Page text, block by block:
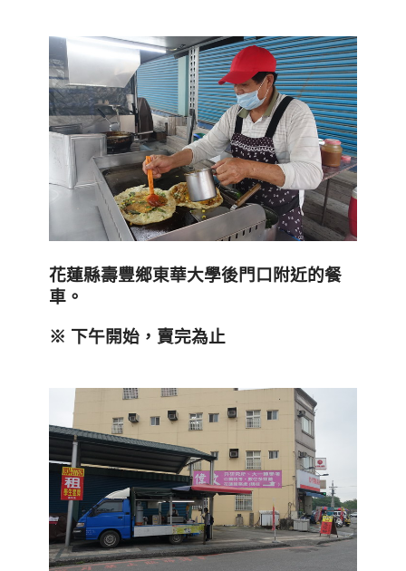
花蓮縣壽豐鄉東華大學後門口附近的餐
車。
※ 下午開始，賣完為止